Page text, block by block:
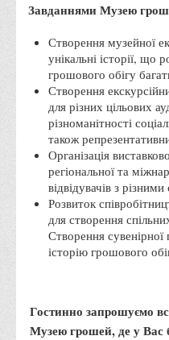
студентів
Технічних засобів
Редакційно-видавничий
Центри
Розвитку кар’єри
Ресурсний центр зі
Моніторингу якості
розвитку
Грантових проєктів
Психологічного
Завданнями Музею
Створення музейної
унікальні історії, що
грошового обігу
Створення
для різних цільових
різноманітності
також
Організація
регіональної та
відвідувачів з
Розвиток
для створення
Створення
історію грошового
Гостинно запрошуємо
Музею грошей, де у Вас